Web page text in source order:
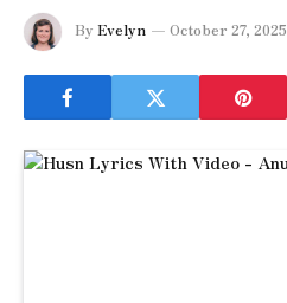
By Evelyn October 27, 2025